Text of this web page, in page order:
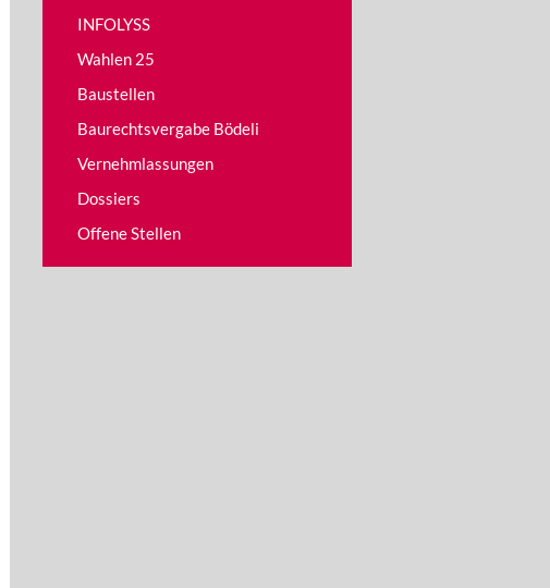
INFOLYSS
Wahlen 25
Baustellen
Baurechtsvergabe Bödeli
Vernehmlassungen
Dossiers
Offene Stellen